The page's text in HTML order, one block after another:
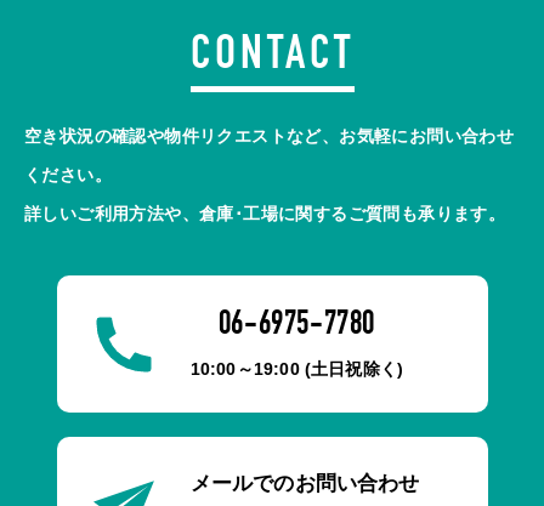
CONTACT
空き状況の確認や物件リクエストなど、お気軽にお問い合わせ
ください。
詳しいご利用方法や、倉庫･工場に関するご質問も承ります。
06-6975-7780
10:00～19:00 (土日祝除く)
メールでのお問い合わせ